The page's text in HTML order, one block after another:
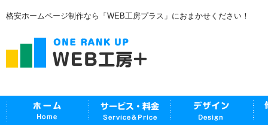
格安ホームページ制作なら「WEB工房プラス」におまかせください！